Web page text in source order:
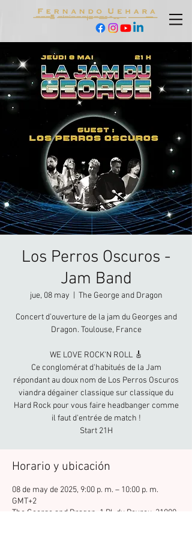
Los Perros Oscuros -
Jam Band
jue, 08 may The George and Dragon
Concert d’ouverture de la jam du Georges and
Dragon. Toulouse, France
WE LOVE ROCK'N ROLL 🎸
Ce conglomérat d'habitués de la Jam
répondant au doux nom de Los Perros Oscuros
viandra dégainer classique sur classique du
Hard Rock pour vous faire headbanger comme
il faut d'entrée de match !
Start 21H
Horario y ubicación
08 de may de 2025, 9:00 p. m. – 10:00 p. m.
GMT+2
The George and Dragon, 1 Pl. du Peyrou, 31000